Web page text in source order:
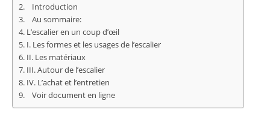
Introduction
Au sommaire:
L’escalier en un coup d’œil
I. Les formes et les usages de l’escalier
II. Les matériaux
III. Autour de l’escalier
IV. L’achat et l’entretien
Voir document en ligne